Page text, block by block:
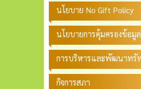
นโยบาย No Gift Policy
นโยบายการคุ้มครองข้อมู
การบริหารและพัฒนาทรั
กิจการสภา